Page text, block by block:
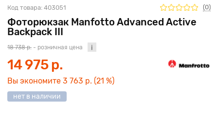
Фоторюкзак Manfotto Advanced Active
Backpack III
Код товара: 403051 (0)
18 738 р. - розничная цена
14 975 р.
Вы экономите 3 763 р. (21 %)
нет в наличии